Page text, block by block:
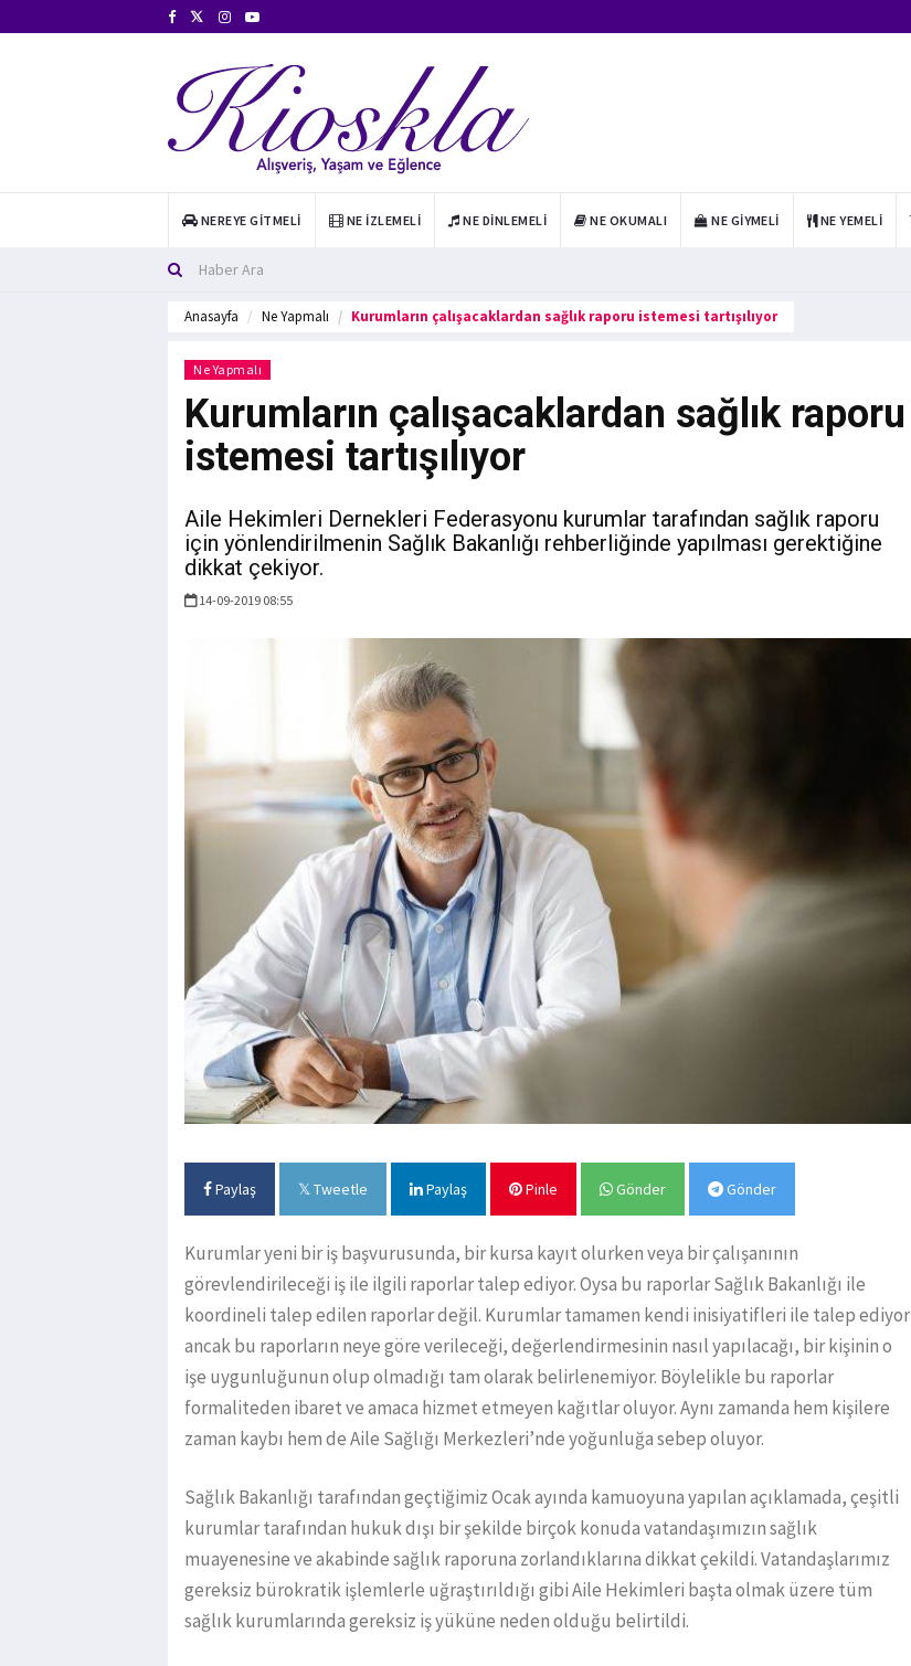
NEREYE GITMELI NE İZLEMELI NE DINLEMELI NE OKUMALI NE GIYMELI NE YEMELI
Anasayfa Ne Yapmalı Kurumların çalışacaklardan sağlık raporu istemesi tartışılıyor
Ne Yapmalı
Kurumların çalışacaklardan sağlık raporu
istemesi tartışılıyor
Aile Hekimleri Dernekleri Federasyonu kurumlar tarafından sağlık raporu
için yönlendirilmenin Sağlık Bakanlığı rehberliğinde yapılması gerektiğine
dikkat çekiyor.
14-09-2019 08:55
Paylaş Tweetle Paylaş Pinle Gönder Gönder
Kurumlar yeni bir iş başvurusunda, bir kursa kayıt olurken veya bir çalışanının
görevlendirileceği iş ile ilgili raporlar talep ediyor. Oysa bu raporlar Sağlık Bakanlığı ile
koordineli talep edilen raporlar değil. Kurumlar tamamen kendi inisiyatifleri ile talep ediyor
ancak bu raporların neye göre verileceği, değerlendirmesinin nasıl yapılacağı, bir kişinin o
işe uygunluğunun olup olmadığı tam olarak belirlenemiyor. Böylelikle bu raporlar
formaliteden ibaret ve amaca hizmet etmeyen kağıtlar oluyor. Aynı zamanda hem kişilere
zaman kaybı hem de Aile Sağlığı Merkezleri’nde yoğunluğa sebep oluyor.
Sağlık Bakanlığı tarafından geçtiğimiz Ocak ayında kamuoyuna yapılan açıklamada, çeşitli
kurumlar tarafından hukuk dışı bir şekilde birçok konuda vatandaşımızın sağlık
muayenesine ve akabinde sağlık raporuna zorlandıklarına dikkat çekildi. Vatandaşlarımız
gereksiz bürokratik işlemlerle uğraştırıldığı gibi Aile Hekimleri başta olmak üzere tüm
sağlık kurumlarında gereksiz iş yüküne neden olduğu belirtildi.